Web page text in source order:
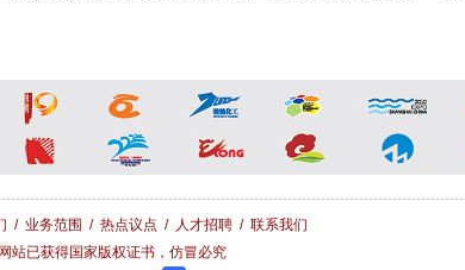
/ 业务范围 / 热点议点 / 人才招聘/ 联系我们
站已获得国家版权证书，仿冒必究